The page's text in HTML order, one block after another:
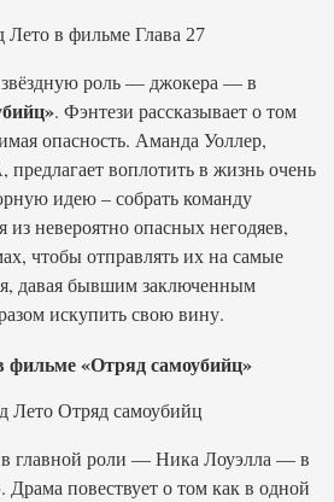
роль — джокера — в
. Фэнтези рассказывает о том
опасность. Аманда Уоллер,
воплотить в жизнь очень
идею – собрать команду
из невероятно опасных негодяев,
чтобы отправлять их на самые
давая бывшим заключенным
искупить свою вину.
фильме «Отряд самоубийц»
главной роли — Ника Лоуэлла — в
. Драма повествует о том как в одной